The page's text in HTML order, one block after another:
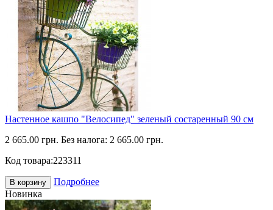
Настенное кашпо "Велосипед" зеленый состаренный 90 см
2 665.00 грн. Без налога: 2 665.00 грн.
Код товара:223311
В корзину
Подробнее
Новинка